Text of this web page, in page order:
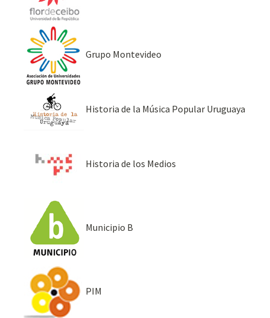
Grupo Montevideo
Historia de la Música Popular Uruguaya
Historia de los Medios
Municipio B
PIM